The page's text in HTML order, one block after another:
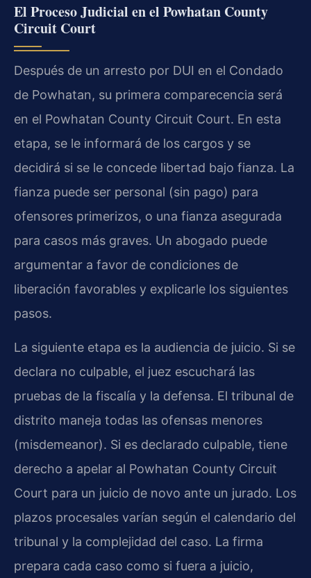
El Proceso Judicial en el Powhatan County
Circuit Court
Después de un arresto por DUI en el Condado
de Powhatan, su primera comparecencia será
en el Powhatan County Circuit Court. En esta
etapa, se le informará de los cargos y se
decidirá si se le concede libertad bajo fianza. La
fianza puede ser personal (sin pago) para
ofensores primerizos, o una fianza asegurada
para casos más graves. Un abogado puede
argumentar a favor de condiciones de
liberación favorables y explicarle los siguientes
pasos.
La siguiente etapa es la audiencia de juicio. Si se
declara no culpable, el juez escuchará las
pruebas de la fiscalía y la defensa. El tribunal de
distrito maneja todas las ofensas menores
(misdemeanor). Si es declarado culpable, tiene
derecho a apelar al Powhatan County Circuit
Court para un juicio de novo ante un jurado. Los
plazos procesales varían según el calendario del
tribunal y la complejidad del caso. La firma
prepara cada caso como si fuera a juicio,